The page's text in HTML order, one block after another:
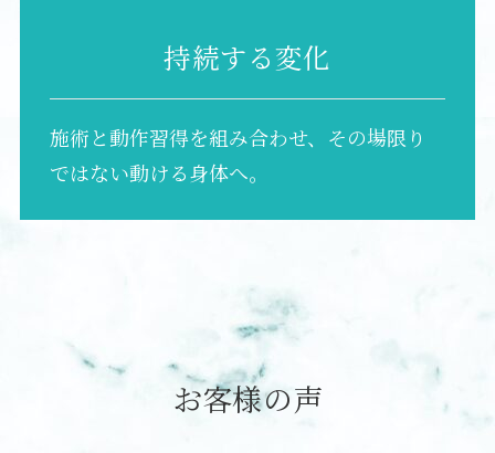
持続する変化
施術と動作習得を組み合わせ、その場限り
ではない動ける身体へ。
お客様の声